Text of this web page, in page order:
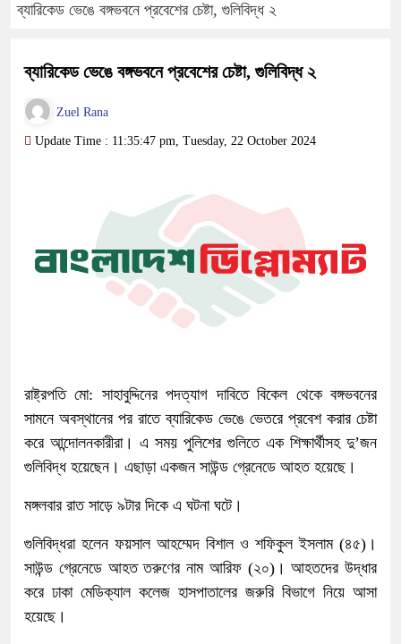
ব্যারিকেড ভেঙে বঙ্গভবনে প্রবেশের চেষ্টা, গুলিবিদ্ধ ২
ব্যারিকেড ভেঙে বঙ্গভবনে প্রবেশের চেষ্টা, গুলিবিদ্ধ ২
Zuel Rana
Update Time : 11:35:47 pm, Tuesday, 22 October 2024
রাষ্ট্রপতি মো: সাহাবুদ্দিনের পদত্যাগ দাবিতে বিকেল থেকে বঙ্গভবনের
সামনে অবস্থানের পর রাতে ব্যারিকেড ভেঙে ভেতরে প্রবেশ করার চেষ্টা
করে আন্দোলনকারীরা। এ সময় পুলিশের গুলিতে এক শিক্ষার্থীসহ দু’জন
গুলিবিদ্ধ হয়েছেন। এছাড়া একজন সাউন্ড গ্রেনেডে আহত হয়েছে।
মঙ্গলবার রাত সাড়ে ৯টার দিকে এ ঘটনা ঘটে।
গুলিবিদ্ধরা হলেন ফয়সাল আহম্মেদ বিশাল ও শফিকুল ইসলাম (৪৫)।
সাউন্ড গ্রেনেডে আহত তরুণের নাম আরিফ (২০)। আহতদের উদ্ধার
করে ঢাকা মেডিক্যাল কলেজ হাসপাতালের জরুরি বিভাগে নিয়ে আসা
হয়েছে।